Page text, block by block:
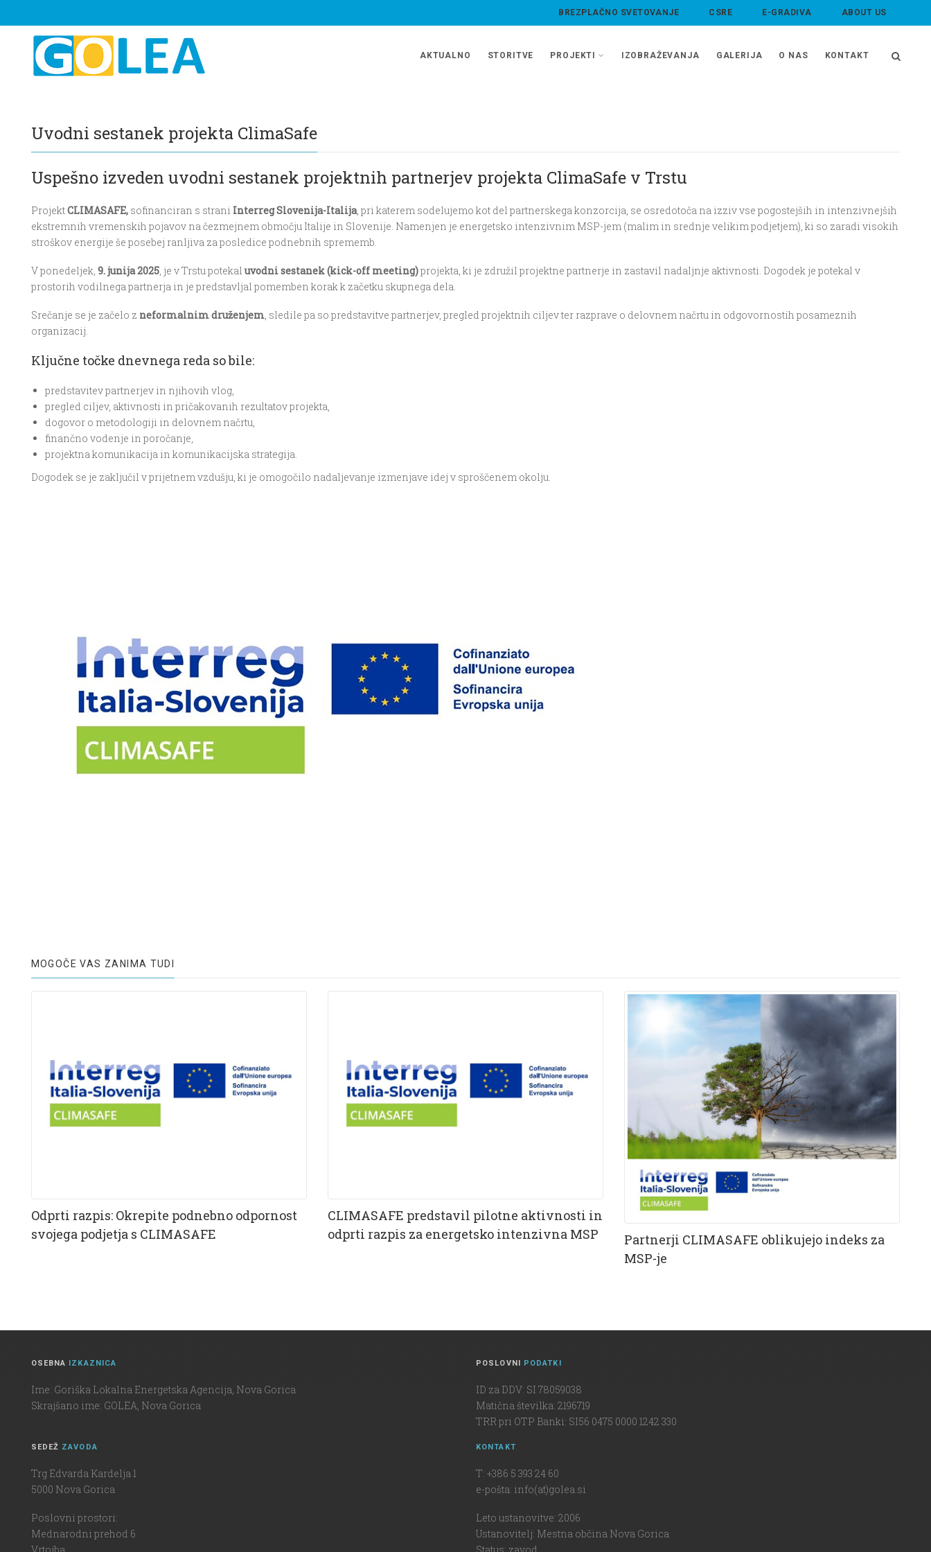
BREZPLAČNO SVETOVANJE CSRE E-GRADIVA ABOUT US
AKTUALNO STORITVE PROJEKTI IZOBRAŽEVANJA GALERIJA O NAS KONTAKT
Uvodni sestanek projekta ClimaSafe
Uspešno izveden uvodni sestanek projektnih partnerjev projekta ClimaSafe v Trstu
ProjektCLIMASAFE,sofinanciran s strani Interreg Slovenija-Italija, pri katerem sodelujemo kot del partnerskega konzorcija, se osredotoča na izziv vse pogostejših in intenzivnejših
ekstremnih vremenskih pojavov na čezmejnem območju Italije in Slovenije. Namenjen je energetsko intenzivnim MSP-jem (malim in srednje velikim podjetjem), ki so zaradi visokih
stroškov energije še posebej ranljiva za posledice podnebnih sprememb.
V ponedeljek, 9. junija 2025, je v Trstu potekal uvodni sestanek (kick-off meeting)projekta, ki je združil projektne partnerje in zastavil nadaljnje aktivnosti. Dogodek je potekal v
prostorih vodilnega partnerja in je predstavljal pomemben korak k začetku skupnega dela.
Srečanje se je začelo z neformalnim druženjem, sledile pa so predstavitve partnerjev, pregled projektnih ciljev ter razprave o delovnem načrtu in odgovornostih posameznih
organizacij.
Ključne točke dnevnega reda so bile:
predstavitev partnerjev in njihovih vlog,
pregled ciljev, aktivnosti in pričakovanih rezultatov projekta,
dogovor o metodologiji in delovnem načrtu,
finančno vodenje in poročanje,
projektna komunikacija in komunikacijska strategija.
Dogodek se je zaključil v prijetnem vzdušju, ki je omogočilo nadaljevanje izmenjave idej v sproščenem okolju.
MOGOČE VAS ZANIMA TUDI
Odprti razpis: Okrepite podnebno odpornost
svojega podjetja s CLIMASAFE
CLIMASAFE predstavil pilotne aktivnosti in
odprti razpis za energetsko intenzivna MSP
Partnerji CLIMASAFE oblikujejo indeks za
MSP-je
OSEBNA IZKAZNICA
Ime: Goriška Lokalna Energetska Agencija, Nova Gorica
Skrajšano ime: GOLEA, Nova Gorica
POSLOVNI PODATKI
ID za DDV: SI 78059038
Matična številka: 2196719
TRR pri OTP Banki: SI56 0475 0000 1242 330
SEDEŽ ZAVODA
Trg Edvarda Kardelja 1
5000 Nova Gorica
Poslovni prostori:
Mednarodni prehod 6
Vrtojba
KONTAKT
T: +386 5 393 24 60
e-pošta: info(at)golea.si
Leto ustanovitve: 2006
Ustanovitelj: Mestna občina Nova Gorica
Status: zavod